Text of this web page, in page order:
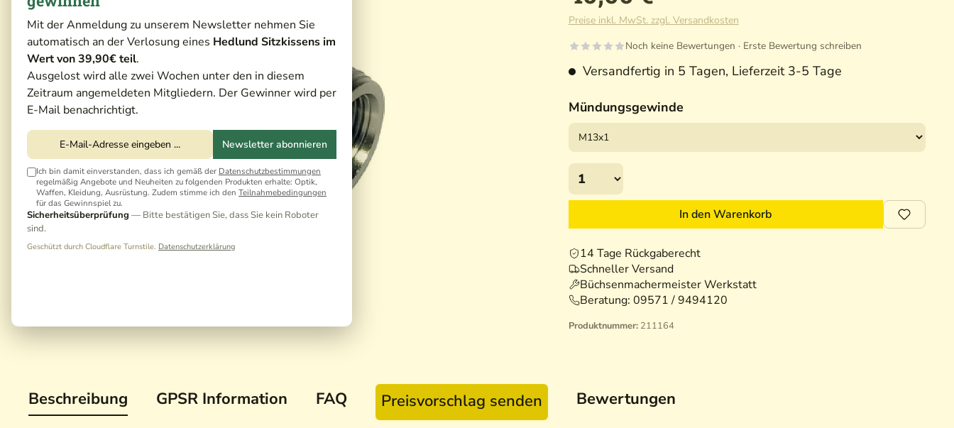
Mit der Anmeldung zu unserem Newsletter nehmen Sie
automatisch an der Verlosung eines Hedlund Sitzkissens im
Wert von 39,90€ teil.
Ausgelost wird alle zwei Wochen unter den in diesem
Zeitraum angemeldeten Mitgliedern. Der Gewinner wird per
E-Mail benachrichtigt.
Newsletter abonnieren
Ich bin damit einverstanden, dass ich gemäß der Datenschutzbestimmungen
regelmäßig Angebote und Neuheiten zu folgenden Produkten erhalte: Optik,
Waffen, Kleidung, Ausrüstung. Zudem stimme ich den Teilnahmebedingungen
für das Gewinnspiel zu.
Sicherheitsüberprüfung — Bitte bestätigen Sie, dass Sie kein Roboter
sind.
Geschützt durch Cloudflare Turnstile. Datenschutzerklärung
Preise inkl. MwSt. zzgl. Versandkosten
Noch keine Bewertungen · Erste Bewertung schreiben
Versandfertig in 5 Tagen, Lieferzeit 3-5 Tage
Mündungsgewinde
In den Warenkorb
14 Tage Rückgaberecht
Schneller Versand
Büchsenmachermeister Werkstatt
Beratung: 09571 / 9494120
Produktnummer: 211164
Beschreibung GPSR Information FAQ Preisvorschlag senden Bewertungen